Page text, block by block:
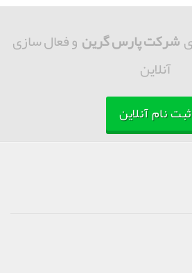
شرکت پارس گرینو فعال سازی
آنلاین
ثبت نام آنلاین